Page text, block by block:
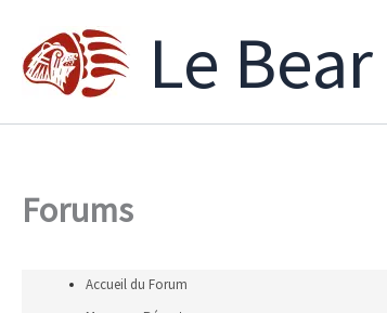
contenu
Le
Forums
Accueil du Forum